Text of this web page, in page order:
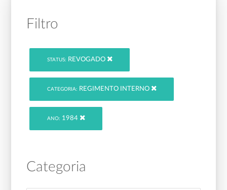
Filtro
STATUS: REVOGADO
CATEGORIA: REGIMENTO INTERNO
ANO: 1984
Categoria